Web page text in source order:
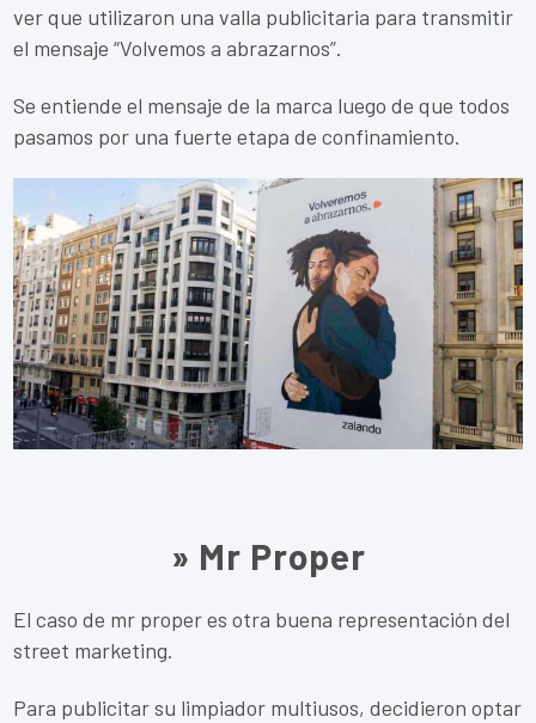
ver que utilizaron una valla publicitaria para transmitir
el mensaje “Volvemos a abrazarnos”.
Se entiende el mensaje de la marca luego de que todos
pasamos por una fuerte etapa de confinamiento.
» Mr Proper
El caso de mr proper es otra buena representación del
street marketing.
Para publicitar su limpiador multiusos, decidieron optar